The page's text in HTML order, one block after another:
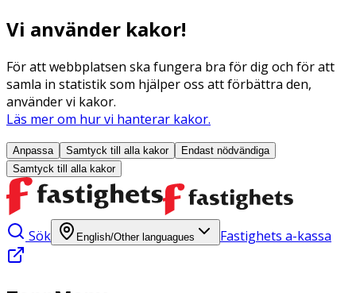
Vi använder kakor!
För att webbplatsen ska fungera bra för dig och för att
samla in statistik som hjälper oss att förbättra den,
använder vi kakor.
Läs mer om hur vi hanterar kakor.
Anpassa Samtyck till alla kakor
Endast nödvändiga
Samtyck till alla kakor
Sök English/Other languagues Fastighets a-kassa